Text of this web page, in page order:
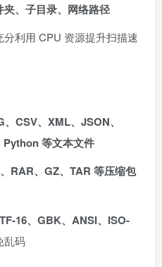
夹、子目录、网络路径
分利用 CPU 资源提升扫描速
CSV、XML、JSON、
等文本文件
RAR、GZ、TAR 等压缩包
16、GBK、ANSI、ISO-
乱码